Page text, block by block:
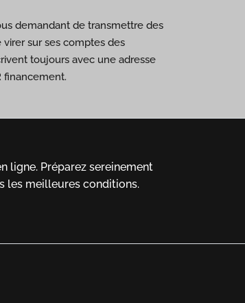
demandant de transmettre des
sur ses comptes des
toujours avec une adresse
financement.
ligne. Préparez sereinement
les meilleures conditions.